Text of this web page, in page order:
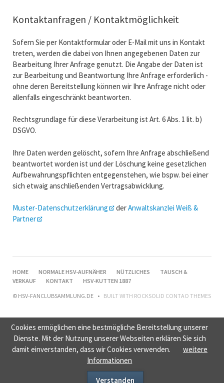
Kontaktanfragen / Kontaktmöglichkeit
Sofern Sie per Kontaktformular oder E-Mail mit uns in Kontakt
treten, werden die dabei von Ihnen angegebenen Daten zur
Bearbeitung Ihrer Anfrage genutzt. Die Angabe der Daten ist
zur Bearbeitung und Beantwortung Ihre Anfrage erforderlich -
ohne deren Bereitstellung können wir Ihre Anfrage nicht oder
allenfalls eingeschränkt beantworten.
Rechtsgrundlage für diese Verarbeitung ist Art. 6 Abs. 1 lit. b)
DSGVO.
Ihre Daten werden gelöscht, sofern Ihre Anfrage abschließend
beantwortet worden ist und der Löschung keine gesetzlichen
Aufbewahrungspflichten entgegenstehen, wie bspw. bei einer
sich etwaig anschließenden Vertragsabwicklung.
Muster-Datenschutzerklärung derAnwaltskanzlei Weiß &
Partner
NAVIGATION
ÜBERSPRINGEN
HOME NORMALE HSV-AUFNÄHER NÜTZLICHES
TAUSCH &
VERKAUF
KONTAKT
HSV-KUTTEN 1887
© HSV-FANCLUBSAMMLUNG.DE
BUILT WITH ROCKSOLID CONTAO THEMES
Cookies ermöglichen eine bestmögliche Bereitstellung unserer
Dienste. Mit der Nutzung unserer Webseiten erklären Sie sich
damit einverstanden, dass wir Cookies verwenden.
weitere
Informationen
Verstanden